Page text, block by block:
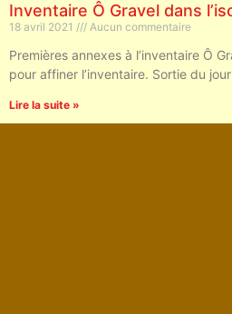
Inventaire Ô Gravel dans
18 avril 2021 Aucun commentaire
Premières annexes à l’inventaire Ô
pour affiner l’inventaire. Sortie du
Lire la suite »